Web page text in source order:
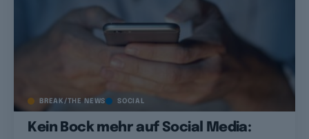
BREAK/THE NEWS SOCIAL
Kein Bock mehr auf Social Media: